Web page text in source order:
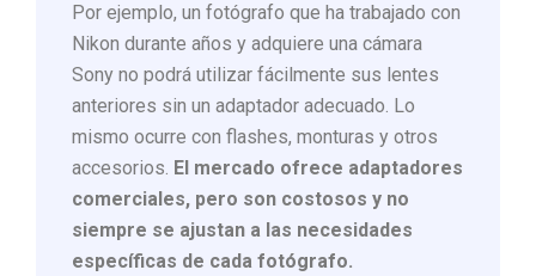
Por ejemplo, un fotógrafo que ha trabajado con
Nikon durante años y adquiere una cámara
Sony no podrá utilizar fácilmente sus lentes
anteriores sin un adaptador adecuado. Lo
mismo ocurre con flashes, monturas y otros
accesorios. El mercado ofrece adaptadores
comerciales, pero son costosos y no
siempre se ajustan a las necesidades
específicas de cada fotógrafo.